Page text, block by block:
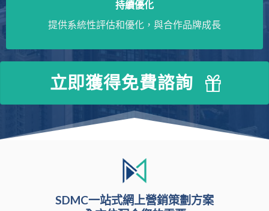
持續優化
立即獲得免費諮詢